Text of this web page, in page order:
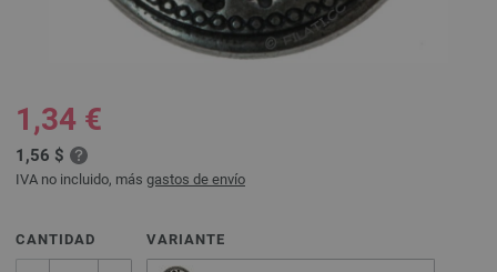
1,34 €
1,56 $
IVA no incluido, más gastos de envío
CANTIDAD VARIANTE